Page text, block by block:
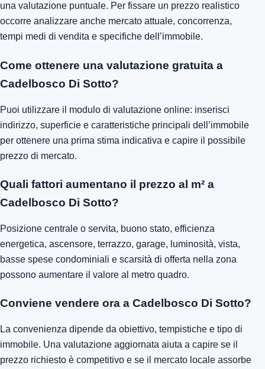
una valutazione puntuale. Per fissare un prezzo realistico
occorre analizzare anche mercato attuale, concorrenza,
tempi medi di vendita e specifiche dell’immobile.
Come ottenere una valutazione gratuita a
Cadelbosco Di Sotto?
Puoi utilizzare il modulo di valutazione online: inserisci
indirizzo, superficie e caratteristiche principali dell’immobile
per ottenere una prima stima indicativa e capire il possibile
prezzo di mercato.
Quali fattori aumentano il prezzo al m² a
Cadelbosco Di Sotto?
Posizione centrale o servita, buono stato, efficienza
energetica, ascensore, terrazzo, garage, luminosità, vista,
basse spese condominiali e scarsità di offerta nella zona
possono aumentare il valore al metro quadro.
Conviene vendere ora a Cadelbosco Di Sotto?
La convenienza dipende da obiettivo, tempistiche e tipo di
immobile. Una valutazione aggiornata aiuta a capire se il
prezzo richiesto è competitivo e se il mercato locale assorbe